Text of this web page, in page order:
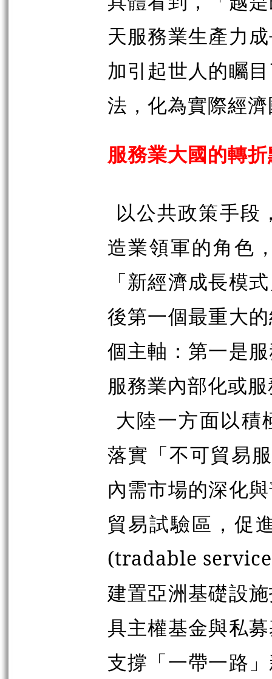
天服務業生產力
加引起世人的矚
法，化為實際經
服務業大國的轉
以公共政策手段
造業領軍的角色
「新經濟成長模
後第一個最重大
個主軸：第一是
服務業內部化或
大陸一方面以
落實「不可貿易
內需市場的深化
貿易試驗區，促
(tradable
建置亞洲基礎設
具主權基金與私
支撐「一帶一路